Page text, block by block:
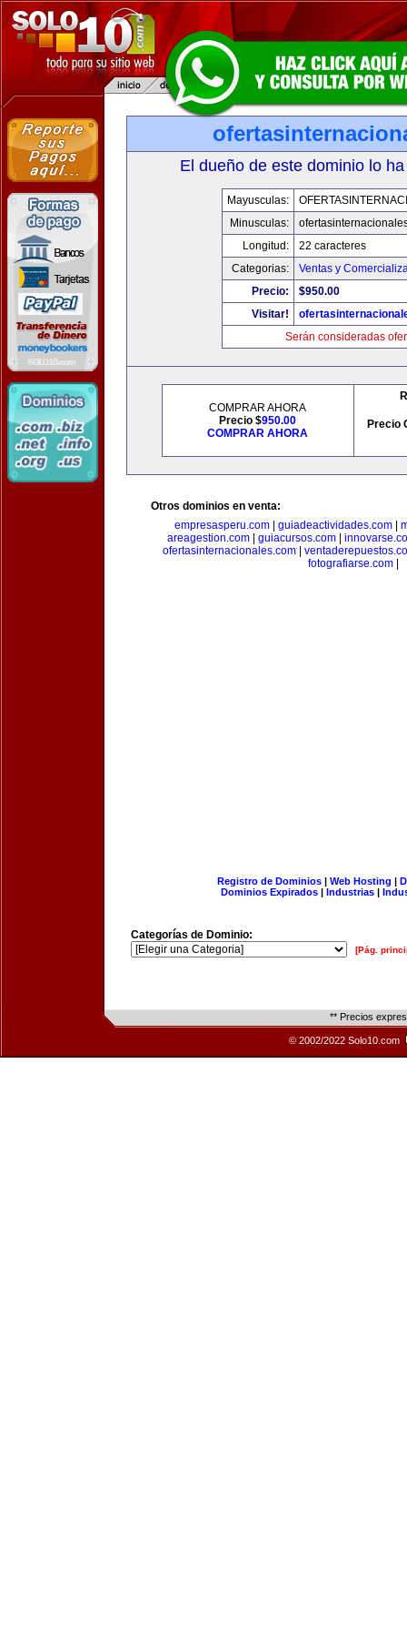
El dueño de este dominio lo
Mayusculas:
Minusculas:
Longitud:
22 caracteres
Categorias:
Ventas y
Precio:
$950.00
Visitar!
Serán consideradas
COMPRAR AHORA
Precio $950.00
COMPRAR AHORA
Precio
Otros dominios en venta:
empresasperu.com| guiadeactividades.com|
areagestion.com| guiacursos.com|
ofertasinternacionales.com|
fotografiarse.com
Registro de Dominios| Web Hosting |
Dominios Expirados | Industrias |
Categorías de Dominio:
[Pág.
** Precios
© 2002/2022 Solo10.com